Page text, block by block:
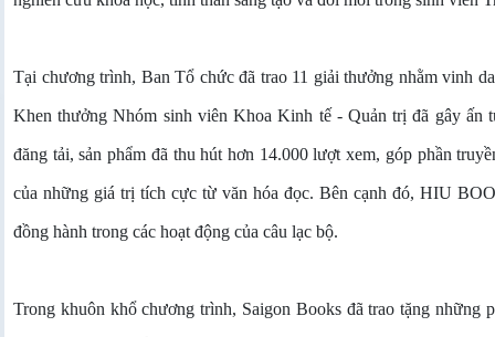
Tại chương trình, Ban Tổ chức đã trao 11 giải thưởng nhằm vinh
Khen thưởng Nhóm sinh viên Khoa Kinh tế - Quản trị đã gây ấn
đăng tải, sản phẩm đã thu hút hơn 14.000 lượt xem, góp phần
của những giá trị tích cực từ văn hóa đọc. Bên cạnh đó, HIU
đồng hành trong các hoạt động của câu lạc bộ.
Trong khuôn khổ chương trình, Saigon Books đã trao tặng những